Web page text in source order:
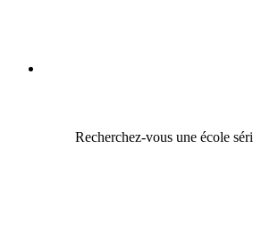
Recherchez-vous une école